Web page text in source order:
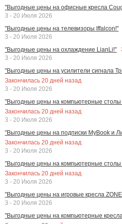
"Выгодные цены на офисные кресла
3 - 20 Июля 2026
"Выгодные цены на телевизоры Iffalcon!"
3 - 20 Июля 2026
"Выгодные цены на охлаждение LianLi!"
3 - 20 Июля 2026
"Выгодные цены на усилители сигнала
Закончилась 20 дней назад
3 - 20 Июля 2026
"Выгодные цены на компьютерные столы
Закончилась 20 дней назад
3 - 20 Июля 2026
"Выгодные цены на подписки MyBook и
Закончилась 20 дней назад
3 - 20 Июля 2026
"Выгодные цены на компьютерные столы
Закончилась 20 дней назад
3 - 20 Июля 2026
"Выгодные цены на игровые кресла
3 - 20 Июля 2026
"Выгодные цены на компьютерные